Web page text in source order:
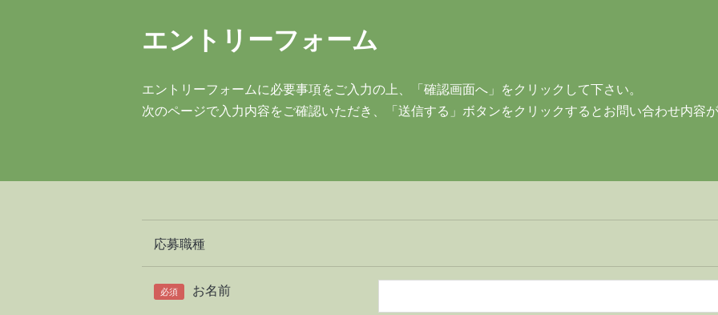
エントリーフォーム
エントリーフォームに必要事項をご入力の上、「確認画面へ」をクリックして下さい。
次のページで入力内容をご確認いただき、「送信する」ボタンをクリックするとお問い合わせ内容が
応募職種
必須 お名前